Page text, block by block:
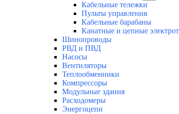
Кабельные тележки
Пульты управления
Кабельные барабаны
Канатные и цепные
Шинопроводы
РВД и ПВД
Насосы
Вентиляторы
Теплообменники
Компрессоры
Модульные здания
Расходомеры
Энергоцепи